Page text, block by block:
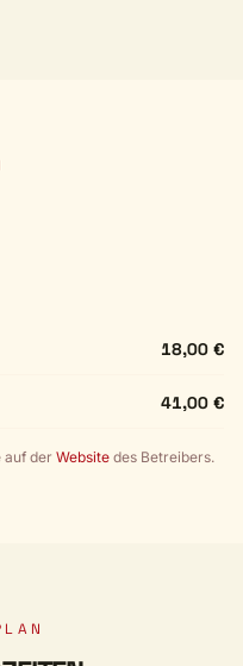
18,00 €
41,00 €
auf der Website des Betreibers.